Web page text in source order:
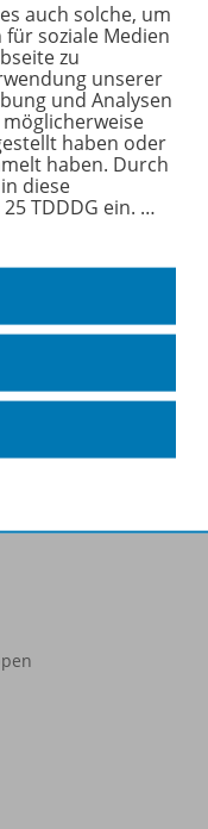
978-3-14-
978-3-14-
auch solche, um
soziale Medien
zu
unserer
und Analysen
haben oder
haben. Durch
diese
TDDDG ein. …